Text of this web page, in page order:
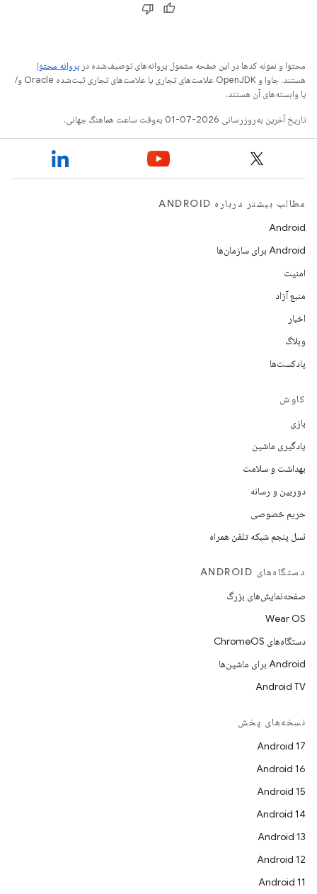
محتوا و نمونه کدها در این صفحه مشمول پروانه‌های توصیف‌شده در پروانه محتوا
هستند. جاوا و OpenJDK علامت‌های تجاری یا علامت‌های تجاری ثبت‌شده Oracle و/
یا وابسته‌های آن هستند.
تاریخ آخرین به‌روزرسانی 2026-07-01 به‌وقت ساعت هماهنگ جهانی.
مطالب بیشتر درباره ANDROID
Android
Android برای سازمان‌ها
امنیت
منبع آزاد
اخبار
وبلاگ
پادکست‌ها
کاوش
بازی
یادگیری ماشین
بهداشت و سلامت
دوربین و رسانه
حریم خصوصی
نسل پنجم شبکه تلفن همراه
دستگاه‌های ANDROID
صفحه‌نمایش‌های بزرگ
Wear OS
دستگاه‌های ChromeOS
Android برای ماشین‌ها
Android TV
نسخه‌های پخش
Android 17
Android 16
Android 15
Android 14
Android 13
Android 12
Android 11